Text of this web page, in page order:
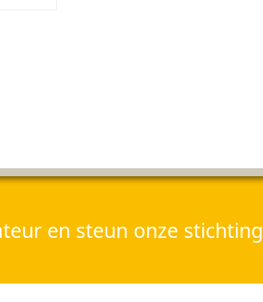
en steun onze stichting